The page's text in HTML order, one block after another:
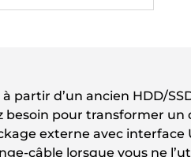
partir d’un ancien HDD/
besoin pour transformer
externe avec interface
câble lorsque vous ne